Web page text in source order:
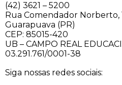
(42) 3621 – 5200
Rua Comendador Norberto,
Guarapuava (PR)
CEP: 85015-420
UB – CAMPO REAL
03.291.761/0001-38
Siga nossas redes sociais: